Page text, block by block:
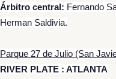
Árbitro central: Fernando
Herman Saldivia.
Parque 27 de Julio (San
RIVER PLATE : ATLANTA